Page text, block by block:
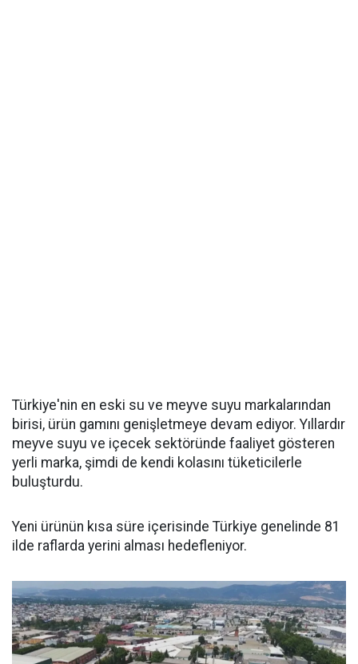
Türkiye'nin en eski su ve meyve suyu markalarından
birisi, ürün gamını genişletmeye devam ediyor. Yıllardır
meyve suyu ve içecek sektöründe faaliyet gösteren
yerli marka, şimdi de kendi kolasını tüketicilerle
buluşturdu.
Yeni ürünün kısa süre içerisinde Türkiye genelinde 81
ilde raflarda yerini alması hedefleniyor.